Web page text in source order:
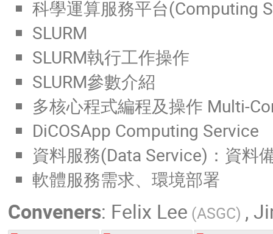
科學運算服務平台(Computing
SLURM
SLURM執行工作操作
SLURM參數介紹
多核心程式編程及操作 Multi-
DiCOSApp Computing Service
資料服務(Data Service)：資料
軟體服務需求、環境部署
Conveners: Felix Lee (ASGC) ,